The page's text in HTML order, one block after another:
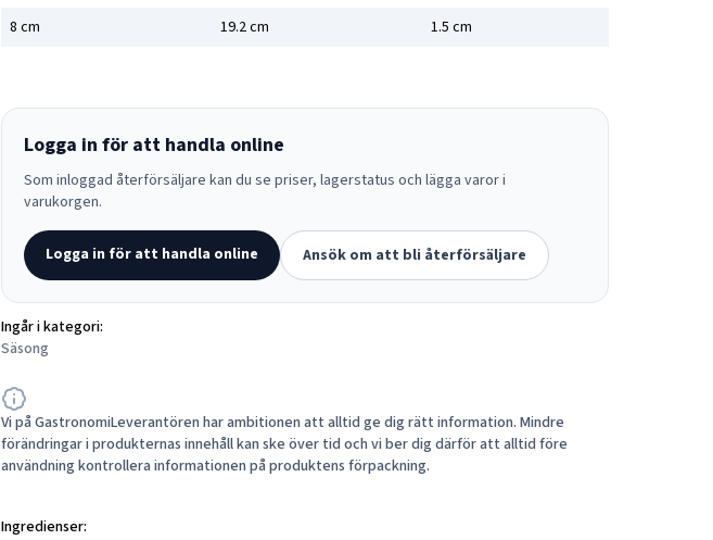
8 cm 19.2cm 1.5 cm
Logga in för att handla online
Som inloggad återförsäljare kan du se priser, lagerstatus och lägga varor i
varukorgen.
Logga in för att handla online Ansök om att bli återförsäljare
Ingår i kategori:
Säsong
Vi på GastronomiLeverantören har ambitionen att alltid ge dig rätt information. Mindre
förändringar i produkternas innehåll kan ske över tid och vi ber dig därför att alltid före
användning kontrollera informationen på produktens förpackning.
Ingredienser: